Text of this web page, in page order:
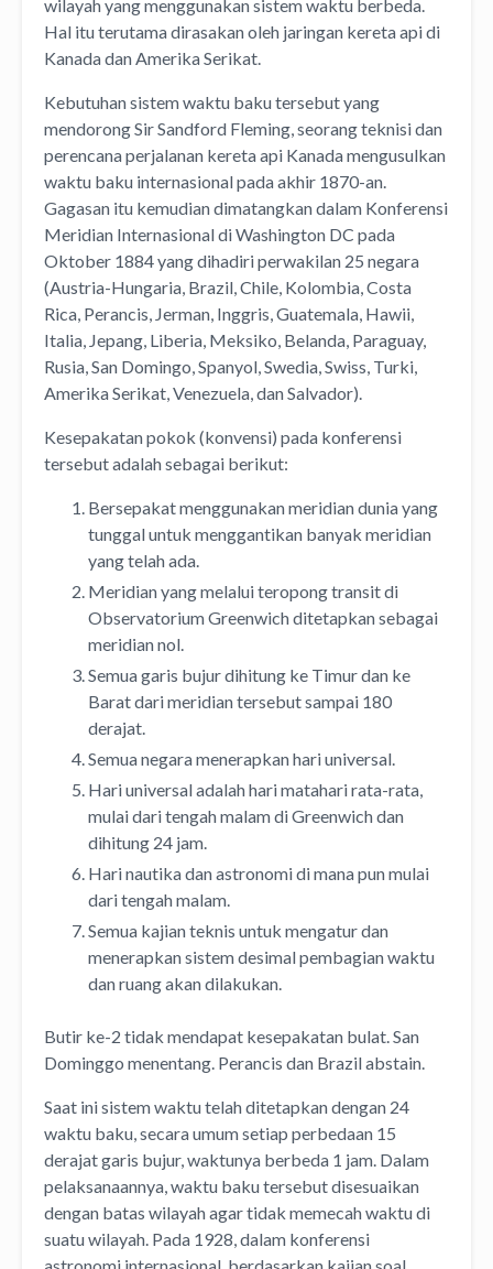
wilayah yang menggunakan sistem waktu berbeda.
Hal itu terutama dirasakan oleh jaringan kereta api di
Kanada dan Amerika Serikat.
Kebutuhan sistem waktu baku tersebut yang
mendorong Sir Sandford Fleming, seorang teknisi dan
perencana perjalanan kereta api Kanada mengusulkan
waktu baku internasional pada akhir 1870-an.
Gagasan itu kemudian dimatangkan dalam Konferensi
Meridian Internasional di Washington DC pada
Oktober 1884 yang dihadiri perwakilan 25 negara
(Austria-Hungaria, Brazil, Chile, Kolombia, Costa
Rica, Perancis, Jerman, Inggris, Guatemala, Hawii,
Italia, Jepang, Liberia, Meksiko, Belanda, Paraguay,
Rusia, San Domingo, Spanyol, Swedia, Swiss, Turki,
Amerika Serikat, Venezuela, dan Salvador).
Kesepakatan pokok (konvensi) pada konferensi
tersebut adalah sebagai berikut:
Bersepakat menggunakan meridian dunia yang
tunggal untuk menggantikan banyak meridian
yang telah ada.
Meridian yang melalui teropong transit di
Observatorium Greenwich ditetapkan sebagai
meridian nol.
Semua garis bujur dihitung ke Timur dan ke
Barat dari meridian tersebut sampai 180
derajat.
Semua negara menerapkan hari universal.
Hari universal adalah hari matahari rata-rata,
mulai dari tengah malam di Greenwich dan
dihitung 24 jam.
Hari nautika dan astronomi di mana pun mulai
dari tengah malam.
Semua kajian teknis untuk mengatur dan
menerapkan sistem desimal pembagian waktu
dan ruang akan dilakukan.
Butir ke-2 tidak mendapat kesepakatan bulat. San
Dominggo menentang. Perancis dan Brazil abstain.
Saat ini sistem waktu telah ditetapkan dengan 24
waktu baku, secara umum setiap perbedaan 15
derajat garis bujur, waktunya berbeda 1 jam. Dalam
pelaksanaannya, waktu baku tersebut disesuaikan
dengan batas wilayah agar tidak memecah waktu di
suatu wilayah. Pada 1928, dalam konferensi